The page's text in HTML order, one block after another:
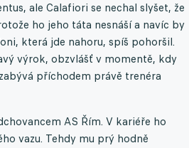
ale Calafiori se nechal slyšet, že
ho jeho táta nesnáší a navíc by
která jde nahoru, spíš pohoršil.
výrok, obzvlášť v momentě, kdy
příchodem právě trenéra
AS Řím. V kariéře ho
vazu. Tehdy mu prý hodně